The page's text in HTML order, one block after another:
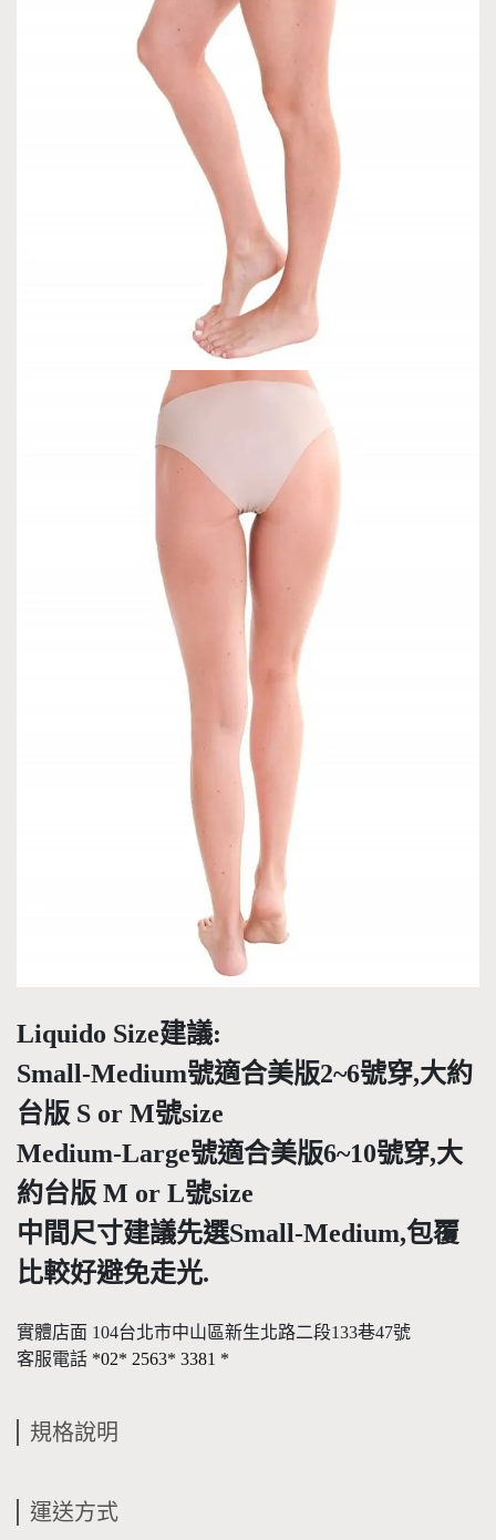
Liquido Size建議:
Small-Medium號適合美版2~6號穿,大約
台版 S or M號size
Medium-Large號適合美版6~10號穿,大
約台版 M or L號size
中間尺寸建議先選Small-Medium,包覆
比較好避免走光.
實體店面 104台北市中山區新生北路二段133巷47號
客服電話 *02* 2563* 3381 *
規格說明
運送方式